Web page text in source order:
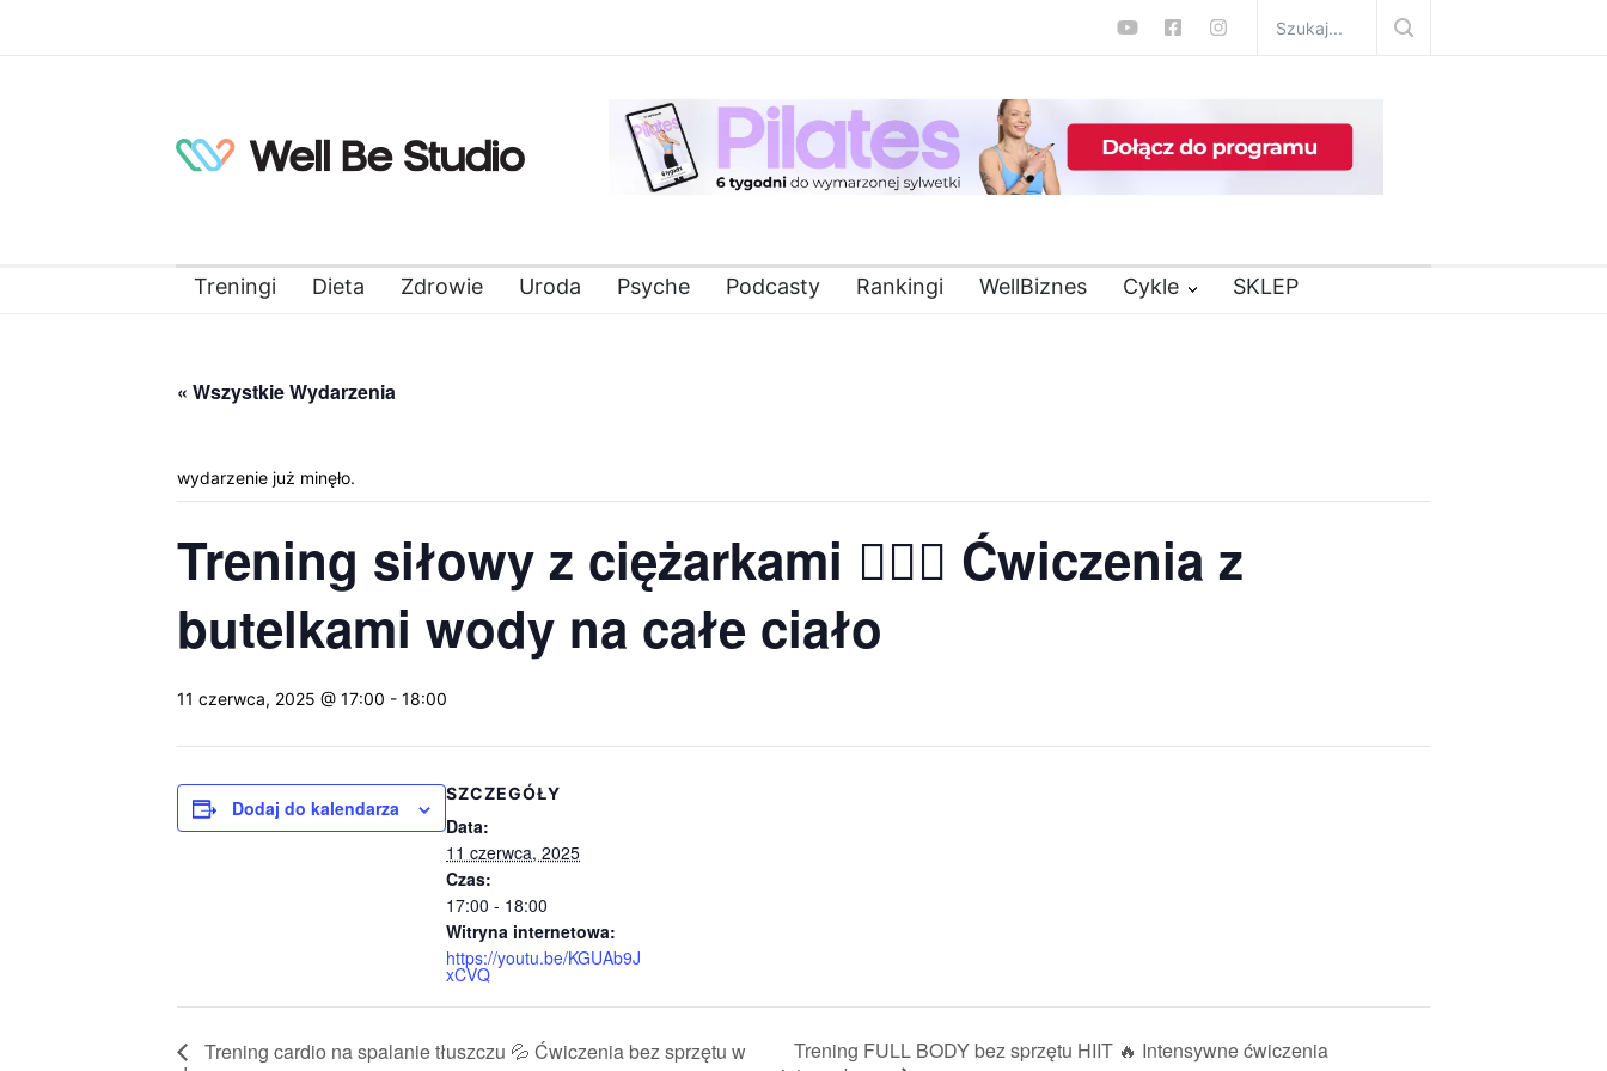
Treningi Dieta Zdrowie Uroda Psyche Podcasty Rankingi WellBiznes Cykle SKLEP
« Wszystkie Wydarzenia
wydarzenie już minęło.
Trening siłowy z ciężarkami 🏋🏽‍♂️ Ćwiczenia z
butelkami wody na całe ciało
11 czerwca, 2025 @ 17:00 - 18:00
Dodaj do kalendarza
SZCZEGÓŁY
Data:
11 czerwca, 2025
Czas:
17:00 - 18:00
Witryna internetowa:
https://youtu.be/KGUAb9J
xCVQ
Trening cardio na spalanie tłuszczu 💦 Ćwiczenia bez sprzętu w
Trening FULL BODY bez sprzętu HIIT 🔥 Intensywne ćwiczenia